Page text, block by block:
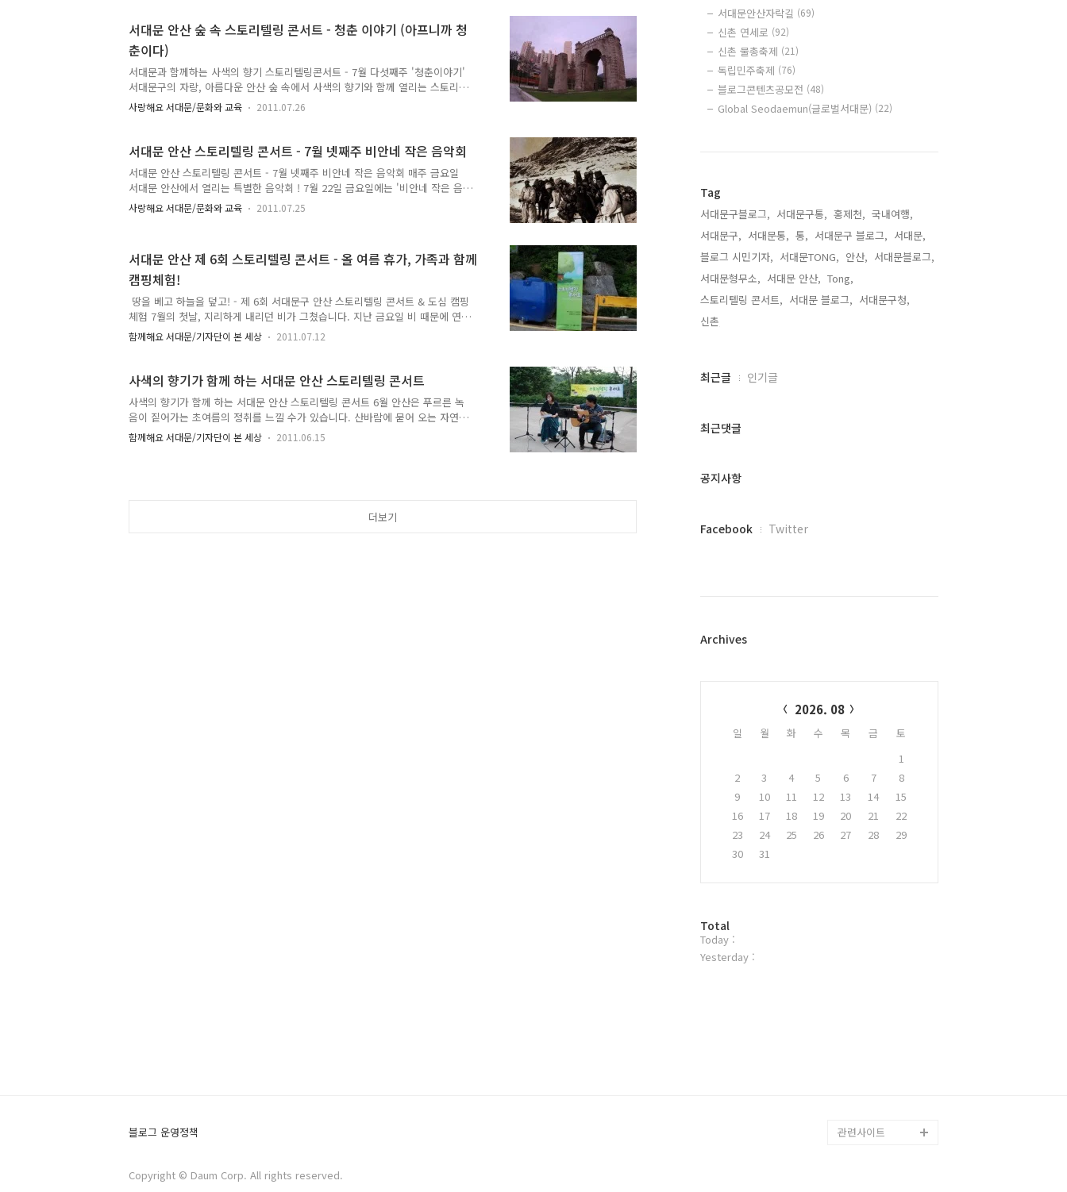
봉우리를 갖고 있고 또 산의 모양이 말 안장과 닮았다 하여 ‘안산’이라 부르게 되
었답니다. 안산에는 여러 가지 산책코스가 있죠. 특히 그 모양이 험하지 않아 온
가족이 함께 편안한 마음으로 나들이 하기엔 제격이에요. ^^ 자~푸른 숲 안산..
서대문 안산 숲 속 스토리텔링 콘서트 - 청춘 이야기 (아프니까 청
춘이다)
서대문과 함께하는 사색의 향기 스토리텔링콘서트 - 7월 다섯째주 '청춘이야기'
서대문구의 자랑, 아름다운 안산 숲 속에서 사색의 향기와 함께 열리는 스토리텔
링 콘서트의 7월 다섯째주 주제를 소개드려요:) 이번 콘서트는 7월 29일 금요일
오후 6시 30분 독립문에서 모여 걷기를 시작으로 시작됩니다. 독립문-서대문형무
분) 독립문 갑오개혁 이후 자주독립의 의지를 다짐하기 위해 세운 기념물이다.갑
오개혁(1894∼1896)은 내정개혁과 제도개혁을 추진하였던 개혁운동이다. 그러나
외국세력의 간섭으로 성공하지 못하였고, 나라의 자주독립 또한 이루지 못하였
다. 이에 국민들은 민족의 독립과 자유를 위해서는 어떠한 간섭도 허용하지 않겠
다는 다짐으..
사랑해요 서대문/문화와 교육 2011.07.26
서대문 안산 스토리텔링 콘서트 - 7월 넷째주 비안네 작은 음악회
서대문 안산 스토리텔링 콘서트 - 7월 넷째주 비안네 작은 음악회 매주 금요일
서대문 안산에서 열리는 특별한 음악회 ! 7월 22일 금요일에는 '비안네 작은 음악
회'를 주제로 홍은 3동 성당과 함께 하는 시간이었습니다. ^^ 성 요한 마리아 비
안네(라틴어: Sanctus Ioannes Maria Vianney, 1786년 5월 8일 - 1859년 8월
당 신부’라고도 불린다. 시골 마을 아르스의 본당 신부로 부임하여 열정적인 사
목 활동으로 종교적 생활을 멀리하고 세속적 쾌락에 찌들었던 마을 전체를 한순
간에 종교적 분위기가 넘치는 마을로 바..
사랑해요 서대문/문화와 교육 2011.07.25
서대문 안산 제 6회 스토리텔링 콘서트 - 올 여름 휴가, 가족과 함께
캠핑체험!
땅을 베고 하늘을 덮고! - 제 6회 서대문구 안산 스토리텔링 콘서트 & 도심 캠핑
체험 7월의 첫날, 지리하게 내리던 비가 그쳤습니다. 지난 금요일 비 때문에 연
기되었던 제 6회 스토리텔링 콘서트가 열리는 서대문 안산 숲 속 공연장 입구에
는 싱그러운 풀 냄새와 골짜기에서 흐르는 시냇물 소리로 상쾌했습니다. 땅을 베
스토리텔러 뮤지션 류재현, 강주원의 음악이 있는 캠핑 이야기로 포문을 열었습
니다. 이번 콘서트는 "대한민국 오지 캠핑장 101"의 저자이신 성연재 저자와 문
석진 구청장이 키다리 아저씨로 평범한 일상과 가족, 여행의 추억을 얘기해주는
형식으로 꾸며졌습니다. 먼저 캠핑하면 가장 먼저 떠오르는 게 뭘까요? 바로..
함께해요 서대문/기자단이 본 세상 2011.07.12
사색의 향기가 함께 하는 서대문 안산 스토리텔링 콘서트
사색의 향기가 함께 하는 서대문 안산 스토리텔링 콘서트 6월 안산은 푸르른 녹
음이 짙어가는 초여름의 정취를 느낄 수가 있습니다. 산바람에 묻어 오는 자연이
주는 향기를 맡을 수가 있는데요, 그 향기를 따라 숲길을 걷다 보면 숲속 공연장
이 나옵니다. 매주 금요일, 이곳에서 서대문과 사색의 향기와 함께 하는 스토리
났습니다. 이번 콘서트의 주제인 "내 생애 최고의 선물"에 대해 이야기 하며 ..
함께해요 서대문/기자단이 본 세상 2011.06.15
더보기
서대문안산자락길 (69)
신촌 연세로 (92)
신촌 물총축제 (21)
독립민주축제 (76)
블로그콘텐츠공모전 (48)
Global Seodaemun(글로벌서대문) (22)
Tag
서대문구블로그, 서대문구통, 홍제천, 국내여행,
서대문구, 서대문통, 통, 서대문구 블로그, 서대문,
블로그 시민기자, 서대문TONG, 안산, 서대문블로그,
서대문형무소, 서대문 안산, Tong,
스토리텔링 콘서트, 서대문 블로그, 서대문구청,
신촌,
최
과
글
최근글 인기글
최근댓글
공지사항
페
플
Facebook Twitter
Archives
2026. 08
일 월 화 수 목 금
토
1
2
3 4 5 6 7
8
9
10 11 12 13 14
15
16
17 18 19 20 21
22
23
24 25 26 27 28
29
30
31
방
문
자
Total
Today :
Yesterday :
블로그 운영정책
Copyright © Daum Corp. All rights reserved.
관련사이트